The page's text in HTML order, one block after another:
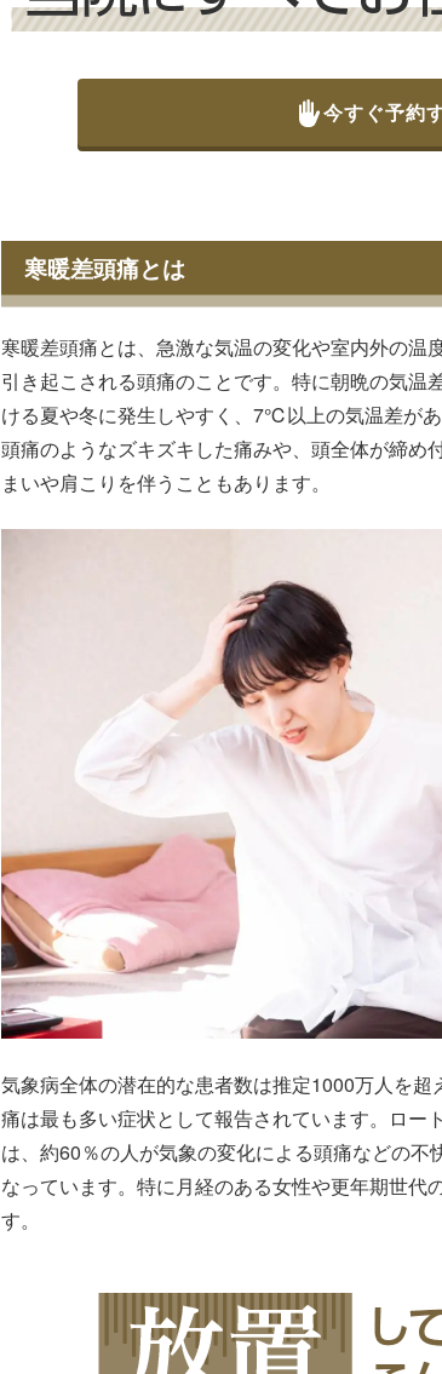
今すぐ予約
寒暖差頭痛とは
寒暖差頭痛とは、急激な気温の変化や室内外の温
引き起こされる頭痛のことです。特に朝晩の気温
ける夏や冬に発生しやすく、7℃以上の気温差が
頭痛のようなズキズキした痛みや、頭全体が締め
まいや肩こりを伴うこともあります。
気象病全体の潜在的な患者数は推定1000万人を
痛は最も多い症状として報告されています。ロー
は、約60％の人が気象の変化による頭痛などの
なっています。特に月経のある女性や更年期世代
す。